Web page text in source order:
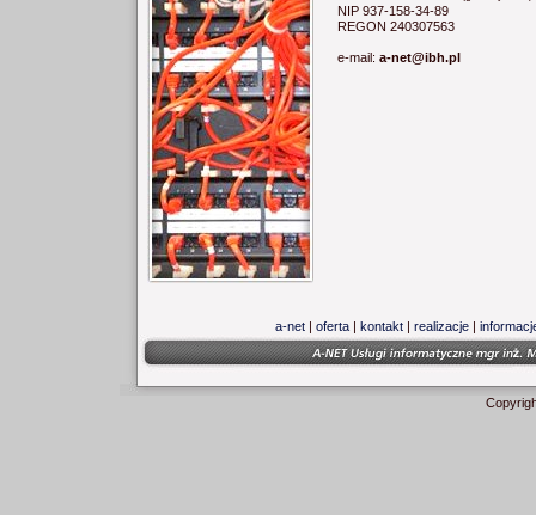
NIP 937-158-34-89
REGON 240307563
e-mail: a-net@ibh.pl
a-net| oferta| kontakt| realizacje|